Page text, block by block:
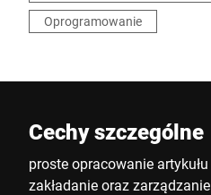
Oprogramowanie
Cechy szczególne
proste opracowanie
zakładanie oraz